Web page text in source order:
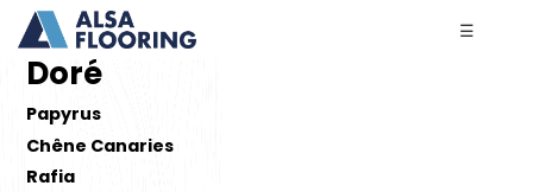
☰
Doré
Papyrus
Chêne Canaries
Rafia